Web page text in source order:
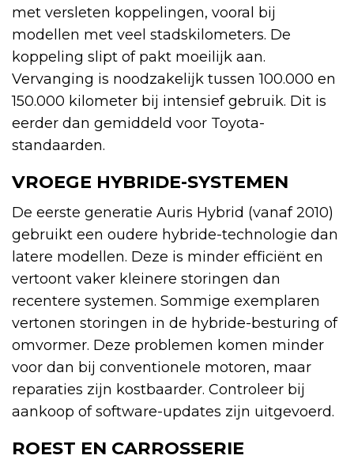
met versleten koppelingen, vooral bij
modellen met veel stadskilometers. De
koppeling slipt of pakt moeilijk aan.
Vervanging is noodzakelijk tussen 100.000 en
150.000 kilometer bij intensief gebruik. Dit is
eerder dan gemiddeld voor Toyota-
standaarden.
VROEGE HYBRIDE-SYSTEMEN
De eerste generatie Auris Hybrid (vanaf 2010)
gebruikt een oudere hybride-technologie dan
latere modellen. Deze is minder efficiënt en
vertoont vaker kleinere storingen dan
recentere systemen. Sommige exemplaren
vertonen storingen in de hybride-besturing of
omvormer. Deze problemen komen minder
voor dan bij conventionele motoren, maar
reparaties zijn kostbaarder. Controleer bij
aankoop of software-updates zijn uitgevoerd.
ROEST EN CARROSSERIE